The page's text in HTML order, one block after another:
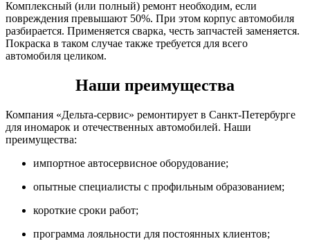
Комплексный (или полный) ремонт необходим, если
повреждения превышают 50%. При этом корпус автомобиля
разбирается. Применяется сварка, честь запчастей заменяется.
Покраска в таком случае также требуется для всего
автомобиля целиком.
Наши преимущества
Компания «Дельта-сервис» ремонтирует в Санкт-Петербурге
для иномарок и отечественных автомобилей. Наши
преимущества:
импортное автосервисное оборудование;
опытные специалисты с профильным образованием;
короткие сроки работ;
программа лояльности для постоянных клиентов;